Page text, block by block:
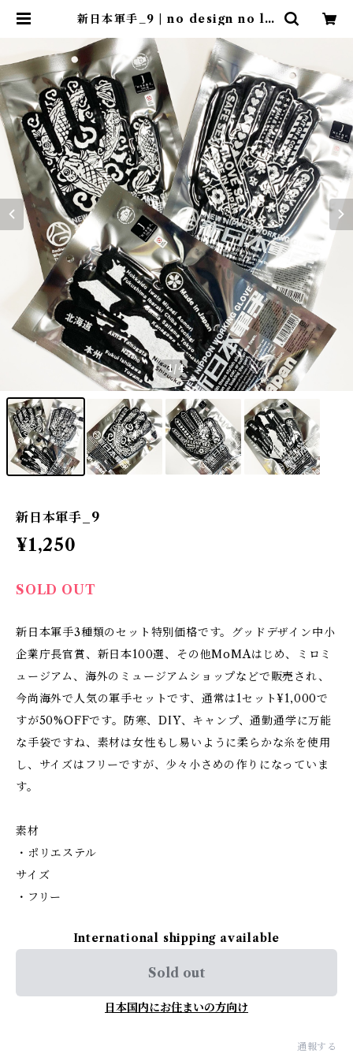
新日本軍手_9 | no design no lif
1/4
新日本軍手_9
¥1,250
SOLD OUT
新日本軍手3種類のセット特別価格です。グッドデザイン中小
企業庁長官賞、新日本100選、その他MoMAはじめ、ミロミ
ュージアム、海外のミュージアムショップなどで販売され、
今尚海外で人気の軍手セットです、通常は1セット¥1,000で
すが50%OFFです。防寒、DIY、キャンプ、通勤通学に万能
な手袋ですね、素材は女性もし易いように柔らかな糸を使用
し、サイズはフリーですが、少々小さめの作りになっていま
す。
素材
・ポリエステル
サイズ
・フリー
International shipping available
Sold out
日本国内にお住まいの方向け
通報する